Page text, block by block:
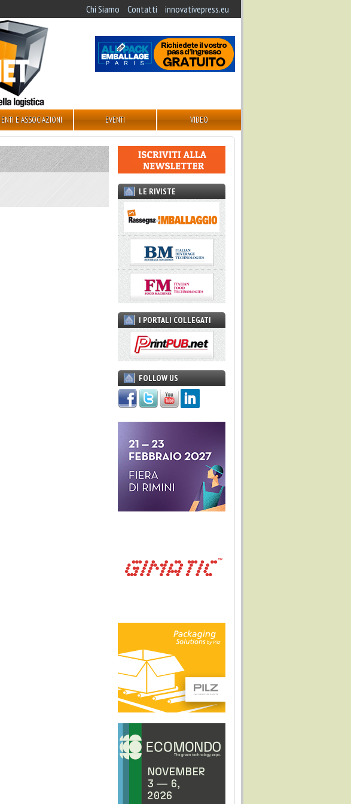
Chi Siamo Contatti innovativepress.eu
ENTI E ASSOCIAZIONI EVENTI VIDEO
LE RIVISTE
I PORTALI COLLEGATI
FOLLOW US